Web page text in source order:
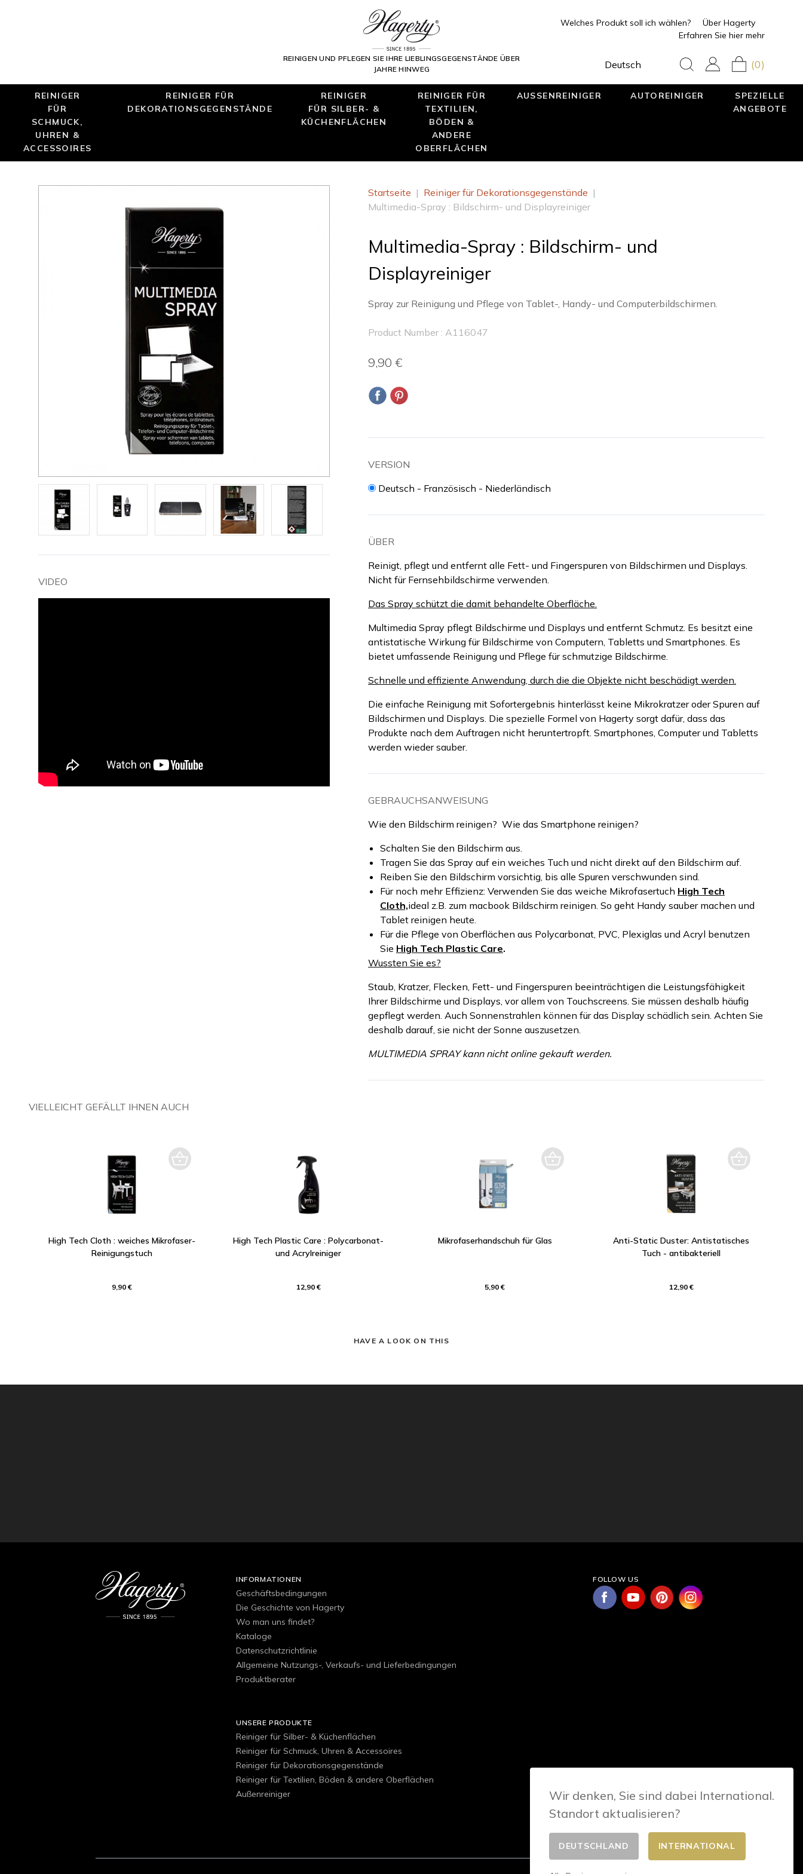
REINIGEN UND PFLEGEN SIE IHRE LIEBLINGSGEGENSTÄNDE ÜBER
JAHRE HINWEG
Welches Produkt soll ich wählen?
Über Hagerty
Erfahren Sie hier mehr
Deutsch (0)
REINIGER
FÜR
SCHMUCK,
UHREN &
ACCESSOIRES
REINIGER FÜR
DEKORATIONSGEGENSTÄNDE
REINIGER
FÜR SILBER- &
KÜCHENFLÄCHEN
REINIGER FÜR
TEXTILIEN,
BÖDEN &
ANDERE
OBERFLÄCHEN
AUSSENREINIGER AUTOREINIGER
SPEZIELLE
ANGEBOTE
VIDEO
Startseite | Reiniger für Dekorationsgegenstände |
Multimedia-Spray : Bildschirm- und Displayreiniger
Multimedia-Spray : Bildschirm- und
Displayreiniger
Spray zur Reinigung und Pflege von Tablet-, Handy- und Computerbildschirmen.
Product Number : A116047
9,90 €
VERSION
Deutsch - Französisch - Niederländisch
ÜBER
Reinigt, pflegt und entfernt alle Fett- und Fingerspuren von Bildschirmen und Displays.
Nicht für Fernsehbildschirme verwenden.
Das Spray schützt die damit behandelte Oberfläche.
Multimedia Spray pflegt Bildschirme und Displays und entfernt Schmutz. Es besitzt eine
antistatische Wirkung für Bildschirme von Computern, Tabletts und Smartphones. Es
bietet umfassende Reinigung und Pflege für schmutzige Bildschirme.
Schnelle und effiziente Anwendung, durch die die Objekte nicht beschädigt werden.
Die einfache Reinigung mit Sofortergebnis hinterlässt keine Mikrokratzer oder Spuren auf
Bildschirmen und Displays. Die spezielle Formel von Hagerty sorgt dafür, dass das
Produkte nach dem Auftragen nicht heruntertropft. Smartphones, Computer und Tabletts
werden wieder sauber.
GEBRAUCHSANWEISUNG
Wie den Bildschirm reinigen? Wie das Smartphone reinigen?
Schalten Sie den Bildschirm aus.
Tragen Sie das Spray auf ein weiches Tuch und nicht direkt auf den Bildschirm auf.
Reiben Sie den Bildschirm vorsichtig, bis alle Spuren verschwunden sind.
Für noch mehr Effizienz: Verwenden Sie das weiche Mikrofasertuch High Tech
Cloth,ideal z.B. zum macbook Bildschirm reinigen. So geht Handy sauber machen und
Tablet reinigen heute.
Für die Pflege von Oberflächen aus Polycarbonat, PVC, Plexiglas und Acryl benutzen
Sie High Tech Plastic Care.
Wussten Sie es?
Staub, Kratzer, Flecken, Fett- und Fingerspuren beeinträchtigen die Leistungsfähigkeit
Ihrer Bildschirme und Displays, vor allem von Touchscreens. Sie müssen deshalb häufig
gepflegt werden. Auch Sonnenstrahlen können für das Display schädlich sein. Achten Sie
deshalb darauf, sie nicht der Sonne auszusetzen.
MULTIMEDIA SPRAY kann nicht online gekauft werden.
VIELLEICHT GEFÄLLT IHNEN AUCH
High Tech Cloth : weiches Mikrofaser-
Reinigungstuch
9,90 €
High Tech Plastic Care : Polycarbonat-
und Acrylreiniger
12,90 €
Mikrofaserhandschuh für Glas
5,90 €
Anti-Static Duster: Antistatisches
Tuch - antibakteriell
12,90 €
HAVE A LOOK ON THIS
INFORMATIONEN
Geschäftsbedingungen
Die Geschichte von Hagerty
Wo man uns findet?
Kataloge
Datenschutzrichtlinie
Allgemeine Nutzungs-, Verkaufs- und Lieferbedingungen
Produktberater
UNSERE PRODUKTE
Reiniger für Silber- & Küchenflächen
Reiniger für Schmuck, Uhren & Accessoires
Reiniger für Dekorationsgegenstände
Reiniger für Textilien, Böden & andere Oberflächen
Außenreiniger
FOLLOW US
Wir denken, Sie sind dabei International.
Standort aktualisieren?
DEUTSCHLAND INTERNATIONAL